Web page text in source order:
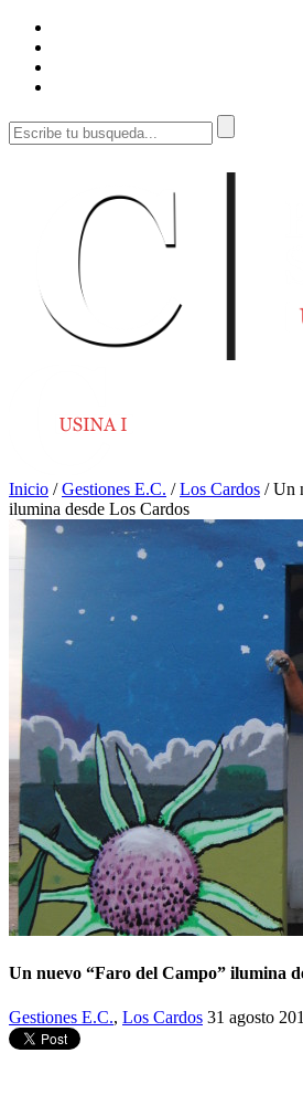
Inicio /Gestiones E.C. /Los Cardos /Un
ilumina desde Los Cardos
Un nuevo “Faro del Campo” ilumina
Gestiones E.C., Los Cardos 31 agosto